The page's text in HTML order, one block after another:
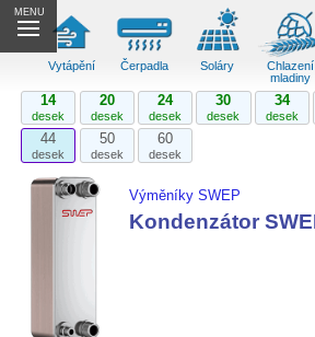
MENU
Vytápění Čerpadla Soláry
Chlazení
mladiny
14
desek
20
desek
24
desek
30
desek
34
desek
44
desek
50
desek
60
desek
Výměníky SWEP
Kondenzátor